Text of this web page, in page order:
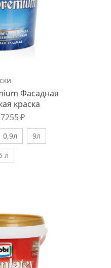
Фасадная
краска
7255₽
0,9л
9л
л